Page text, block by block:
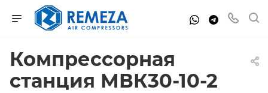
Компрессорная
станция МВК30-10-2